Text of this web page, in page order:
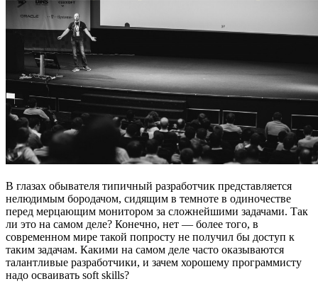
В глазах обывателя типичный разработчик представляется
нелюдимым бородачом, сидящим в темноте в одиночестве
перед мерцающим монитором за сложнейшими задачами. Так
ли это на самом деле? Конечно, нет — более того, в
современном мире такой попросту не получил бы доступ к
таким задачам. Какими на самом деле часто оказываются
талантливые разработчики, и зачем хорошему программисту
надо осваивать soft skills?